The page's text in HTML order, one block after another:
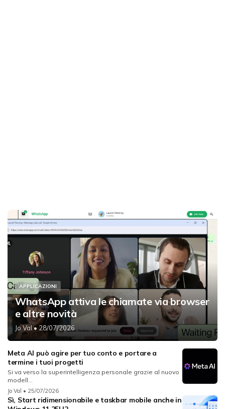
APPLICAZIONI
WhatsApp attiva le chiamate via browser
e altre novità
Jo Val• 28/07/2026
Meta AI può agire per tuo conto e portare a
termine i tuoi progetti
Si va verso la superintelligenza personale grazie al nuovo
modell...
Jo Val • 25/07/2026
Sì, Start ridimensionabile e taskbar mobile anche in